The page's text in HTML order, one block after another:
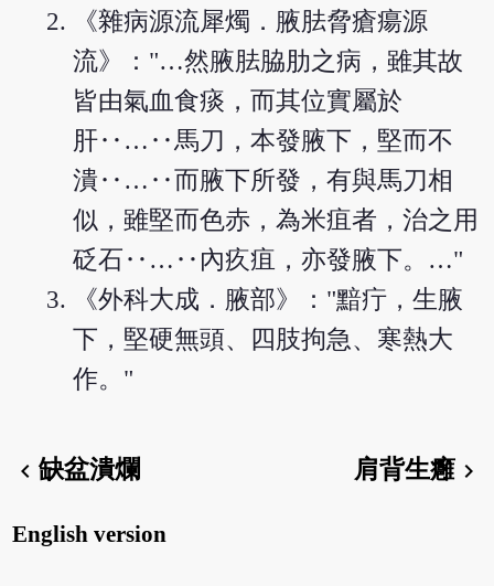
《雜病源流犀燭．腋胠脅瘡瘍源
流》："…然腋胠脇肋之病，雖其故
皆由氣血食痰，而其位實屬於
肝‥…‥馬刀，本發腋下，堅而不
潰‥…‥而腋下所發，有與馬刀相
似，雖堅而色赤，為米疽者，治之用
砭石‥…‥內疚疽，亦發腋下。…"
《外科大成．腋部》："黯疔，生腋
下，堅硬無頭、四肢拘急、寒熱大
作。"
chevron_left缺盆潰爛 肩背生癰chevron_right
English version